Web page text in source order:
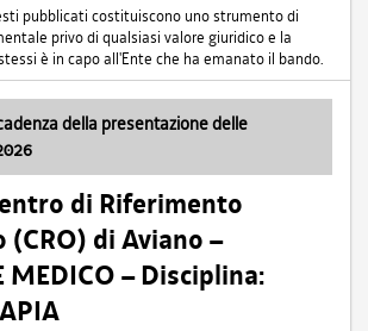
pubblicati costituiscono uno strumento di
privo di qualsiasi valore giuridico e la
è in capo all'Ente che ha emanato il bando.
della presentazione delle
di Riferimento
(CRO) di Aviano –
MEDICO – Disciplina: